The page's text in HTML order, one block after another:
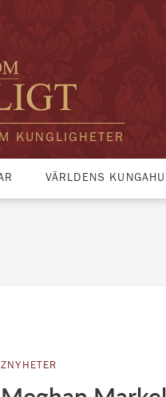
KUNGLIGHETER
VÄRLDENS
ZNYHETER